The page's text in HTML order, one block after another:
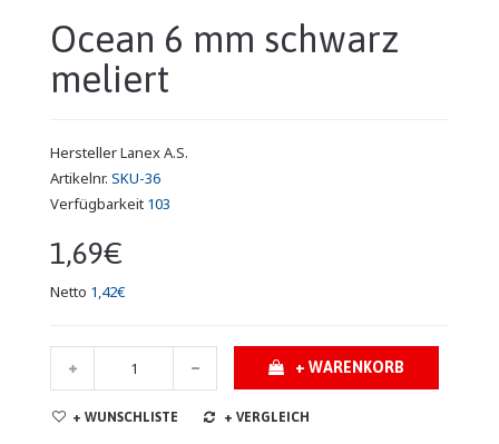
Ocean 6 mm schwarz
meliert
HerstellerLanex A.S.
Artikelnr. SKU-36
Verfügbarkeit 103
1,69€
Netto 1,42€
+ WARENKORB
+ WUNSCHLISTE + VERGLEICH